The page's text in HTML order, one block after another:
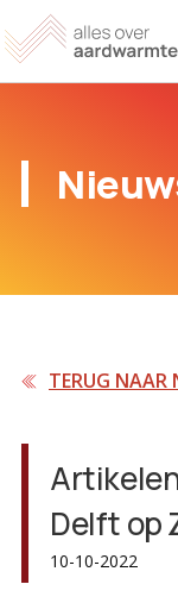
TERUG NAAR
Delft op
10-10-2022